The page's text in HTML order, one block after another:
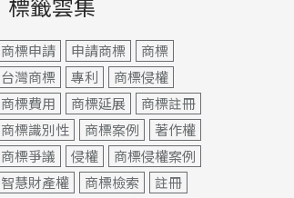
商標申請 申請商標
商標
台灣商標
專利
商標侵權
商標費用
商標延展
商標註冊
商標識別性
商標案例
著作權
商標爭議
侵權
商標侵權案例
智慧財產權
商標檢索
註冊